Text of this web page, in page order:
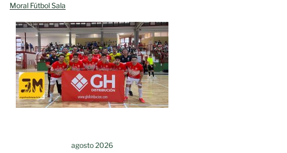
Moral Fútbol Sala
agosto 2026